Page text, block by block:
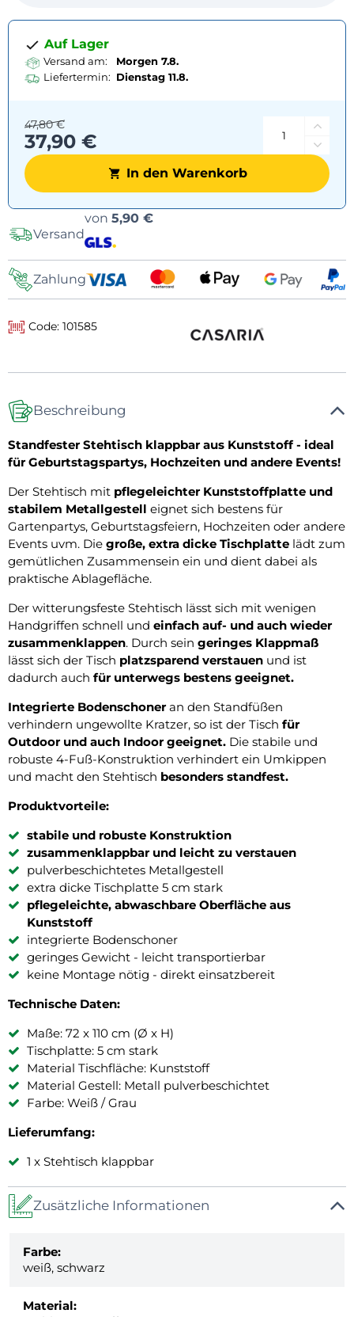
Auf Lager
Versand am:
Morgen 7.8.
Liefertermin: Dienstag 11.8.
37,90 €
47,80 €
In den Warenkorb
Versand
von 5,90 €
Zahlung
Code: 101585
Beschreibung
Standfester Stehtisch klappbar aus Kunststoff - ideal
für Geburtstagspartys, Hochzeiten und andere Events!
Der Stehtisch mit pflegeleichter Kunststoffplatte und
stabilem Metallgestell eignet sich bestens für
Gartenpartys, Geburtstagsfeiern, Hochzeiten oder andere
Events uvm. Die große, extra dicke Tischplatte lädt zum
gemütlichen Zusammensein ein und dient dabei als
praktische Ablagefläche.
Der witterungsfeste Stehtisch lässt sich mit wenigen
Handgriffen schnell und einfach auf- und auch wieder
zusammenklappen. Durch sein geringes Klappmaß
lässt sich der Tisch platzsparend verstauen und ist
dadurch auch für unterwegs bestens geeignet.
Integrierte Bodenschoneran den Standfüßen
verhindern ungewollte Kratzer, so ist der Tisch für
Outdoor und auch Indoor geeignet. Die stabile und
robuste 4-Fuß-Konstruktion verhindert ein Umkippen
und macht den Stehtisch besonders standfest.
Produktvorteile:
stabile und robuste Konstruktion
zusammenklappbar und leicht zu verstauen
pulverbeschichtetes Metallgestell
extra dicke Tischplatte 5 cm stark
pflegeleichte, abwaschbare Oberfläche aus
Kunststoff
integrierte Bodenschoner
geringes Gewicht - leicht transportierbar
keine Montage nötig - direkt einsatzbereit
Technische Daten:
Maße: 72 x 110 cm (Ø x H)
Tischplatte: 5 cm stark
Material Tischfläche: Kunststoff
Material Gestell: Metall pulverbeschichtet
Farbe: Weiß / Grau
Lieferumfang:
1 x Stehtisch klappbar
Zusätzliche Informationen
Farbe:
weiß, schwarz
Material: